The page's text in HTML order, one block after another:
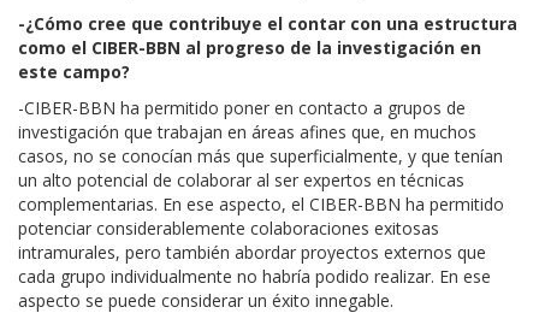
-¿Cómo cree que contribuye el contar con una estructura
como el CIBER-BBN al progreso de la investigación en
este campo?
-CIBER-BBN ha permitido poner en contacto a grupos de
investigación que trabajan en áreas afines que, en muchos
casos, no se conocían más que superficialmente, y que tenían
un alto potencial de colaborar al ser expertos en técnicas
complementarias. En ese aspecto, el CIBER-BBN ha permitido
potenciar considerablemente colaboraciones exitosas
intramurales, pero también abordar proyectos externos que
cada grupo individualmente no habría podido realizar. En ese
aspecto se puede considerar un éxito innegable.